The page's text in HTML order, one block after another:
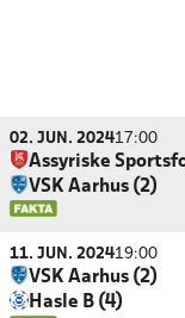
02. JUN. 202417:00
Assyriske
VSK Aarhus (2)
11. JUN. 202419:00
VSK Aarhus (2)
Hasle B (4)